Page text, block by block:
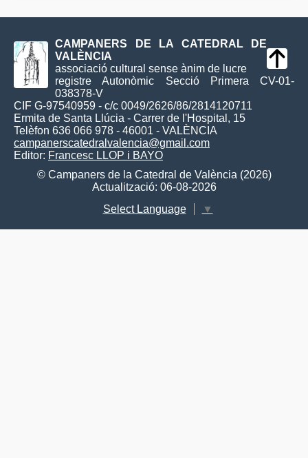
CAMPANERS DE LA CATEDRAL DE
VALÈNCIA
associació cultural sense ànim de lucre
registre Autonòmic Secció Primera CV-01-
038378-V
CIF G-97540959 - c/c 0049/2626/86/2814120711
Ermita de Santa Llúcia - Carrer de l'Hospital, 15
Telèfon 636 066 978 - 46001 - VALÈNCIA
campanerscatedralvalencia@gmail.com
Editor: Francesc LLOP i BAYO
© Campaners de la Catedral de València (2026)
Actualització: 06-08-2026
Select Language
▼